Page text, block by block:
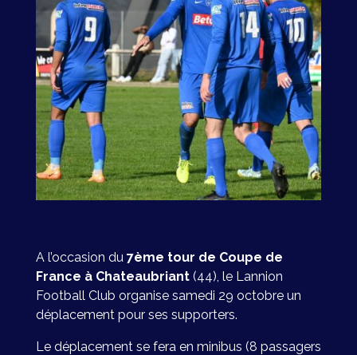
A l’occasion du 7ème tour de Coupe de
France à Chateaubriant(44), le Lannion
Football Club organise samedi 29 octobre un
déplacement pour ses supporters.
Le déplacement se fera en minibus (8 passagers